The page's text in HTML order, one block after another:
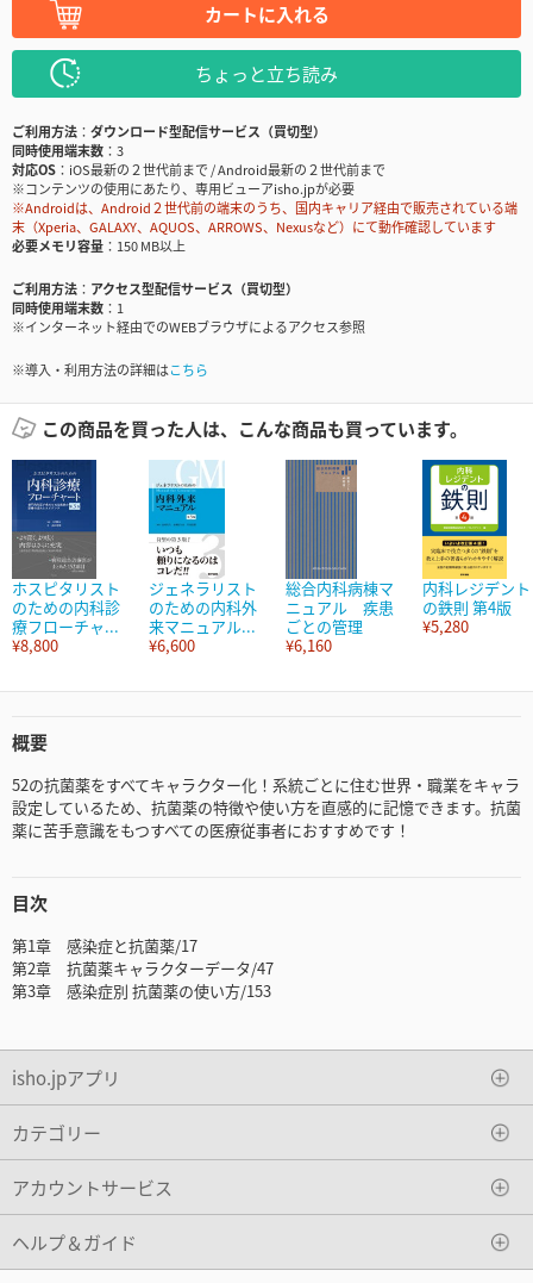
カートに入れる
ちょっと立ち読み
ご利用方法
ダウンロード型配信サービス（買切型）
同時使用端末数
3
対応OS
iOS最新の２世代前まで / Android最新の２世代前まで
※コンテンツの使用にあたり、専用ビューアisho.jpが必要
※Androidは、Android２世代前の端末のうち、国内キャリア経由で販売されている端
末（Xperia、GALAXY、AQUOS、ARROWS、Nexusなど）にて動作確認しています
必要メモリ容量
150 MB以上
ご利用方法
アクセス型配信サービス（買切型）
同時使用端末数
1
※インターネット経由でのWEBブラウザによるアクセス参照
※導入・利用方法の詳細はこちら
この商品を買った人は、こんな商品も買っています。
ホスピタリスト
のための内科診
療フローチャ...
¥8,800
ジェネラリスト
のための内科外
来マニュアル...
¥6,600
総合内科病棟マ
ニュアル 疾患
ごとの管理
¥6,160
内科レジデント
の鉄則 第4版
¥5,280
概要
52の抗菌薬をすべてキャラクター化！系統ごとに住む世界・職業をキャラ
設定しているため、抗菌薬の特徴や使い方を直感的に記憶できます。抗菌
薬に苦手意識をもつすべての医療従事者におすすめです！
目次
第1章 感染症と抗菌薬/17
第2章 抗菌薬キャラクターデータ/47
第3章 感染症別 抗菌薬の使い方/153
isho.jpアプリ
カテゴリー
アカウントサービス
ヘルプ＆ガイド